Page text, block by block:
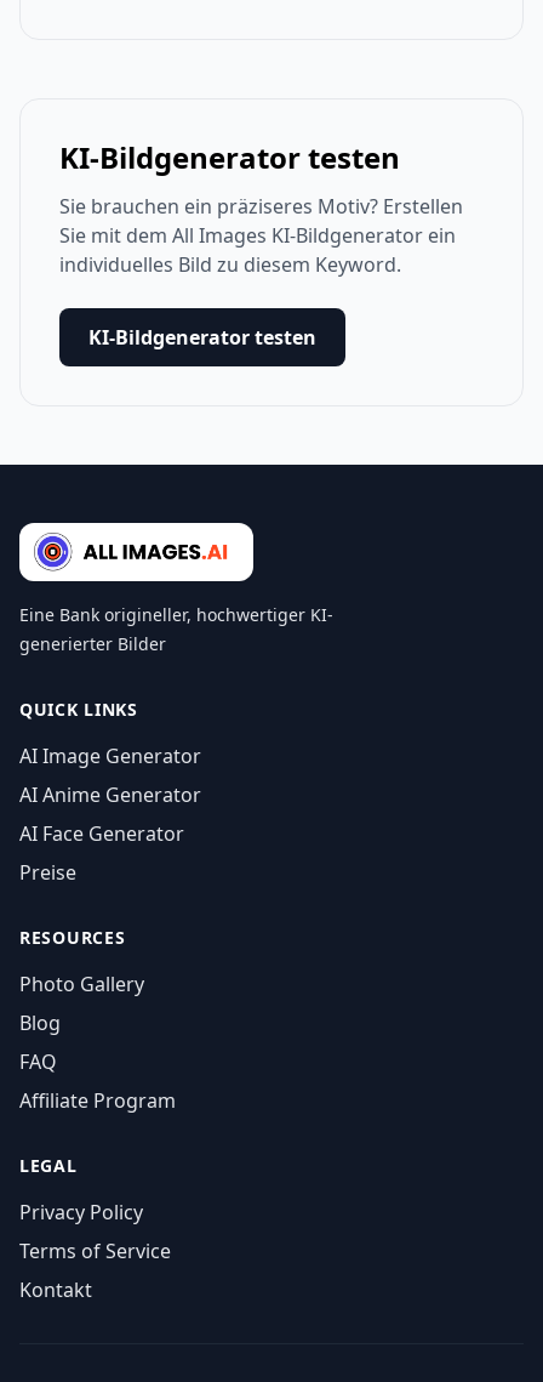
KI-Bildgenerator testen
Sie brauchen ein präziseres Motiv? Erstellen
Sie mit dem All Images KI-Bildgenerator ein
individuelles Bild zu diesem Keyword.
KI-Bildgenerator testen
Eine Bank origineller, hochwertiger KI-
generierter Bilder
QUICK LINKS
AI Image Generator
AI Anime Generator
AI Face Generator
Preise
RESOURCES
Photo Gallery
Blog
FAQ
Affiliate Program
LEGAL
Privacy Policy
Terms of Service
Kontakt